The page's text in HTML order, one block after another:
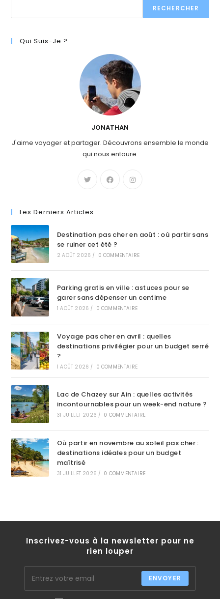
RECHERCHER
Qui Suis-Je ?
JONATHAN
J'aime voyager et partager. Découvrons ensemble le monde
qui nous entoure.
Les Derniers Articles
Destination pas cher en août : où partir sans
se ruiner cet été ?
2 AOÛT 2026 / 0 COMMENTAIRE
Parking gratis en ville : astuces pour se
garer sans dépenser un centime
1 AOÛT 2026 / 0 COMMENTAIRE
Voyage pas cher en avril : quelles
destinations privilégier pour un budget serré
?
1 AOÛT 2026 / 0 COMMENTAIRE
Lac de Chazey sur Ain : quelles activités
incontournables pour un week-end nature ?
31 JUILLET 2026 / 0 COMMENTAIRE
Où partir en novembre au soleil pas cher :
destinations idéales pour un budget
maîtrisé
31 JUILLET 2026 / 0 COMMENTAIRE
Inscrivez-vous à la newsletter pour ne
rien louper
ENVOYER